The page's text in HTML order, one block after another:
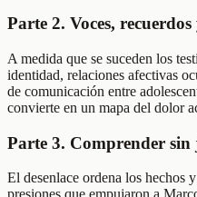
Parte 2. Voces,
A medida que se suceden los
identidad, relaciones afectivas
de comunicación entre
convierte en un mapa del dolor
Parte 3. Comprender
El desenlace ordena los hechos